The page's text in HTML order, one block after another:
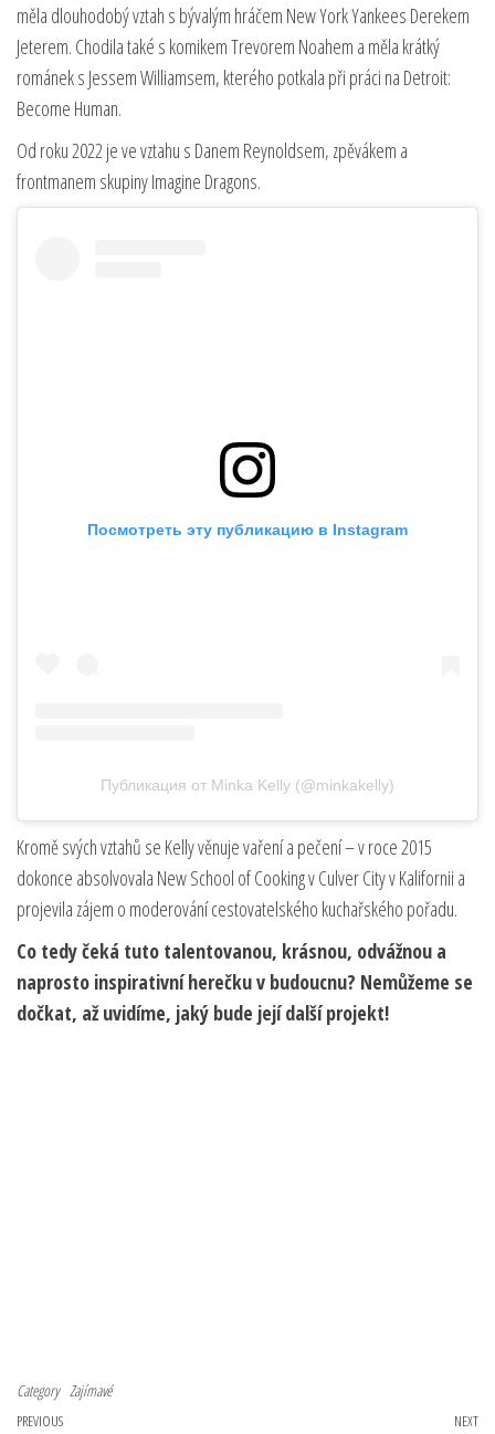
měla dlouhodobý vztah s bývalým hráčem New York Yankees Derekem
Jeterem. Chodila také s komikem Trevorem Noahem a měla krátký
románek s Jessem Williamsem, kterého potkala při práci na Detroit:
Become Human.
Od roku 2022 je ve vztahu s Danem Reynoldsem, zpěvákem a
frontmanem skupiny Imagine Dragons.
Посмотреть эту публикацию в Instagram
Публикация от Minka Kelly (@minkakelly)
Kromě svých vztahů se Kelly věnuje vaření a pečení – v roce 2015
dokonce absolvovala New School of Cooking v Culver City v Kalifornii a
projevila zájem o moderování cestovatelského kuchařského pořadu.
Co tedy čeká tuto talentovanou, krásnou, odvážnou a
naprosto inspirativní herečku v budoucnu? Nemůžeme se
dočkat, až uvidíme, jaký bude její další projekt!
Category Zajímavé
Previous Post
PREVIOUS NEXT